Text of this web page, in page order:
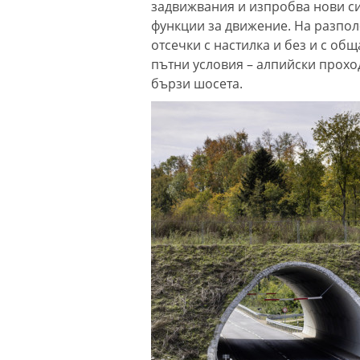
задвижвания и изпробва нови
функции за движение. На
отсечки с настилка и без и с
пътни условия – алпийски
бързи шосета.